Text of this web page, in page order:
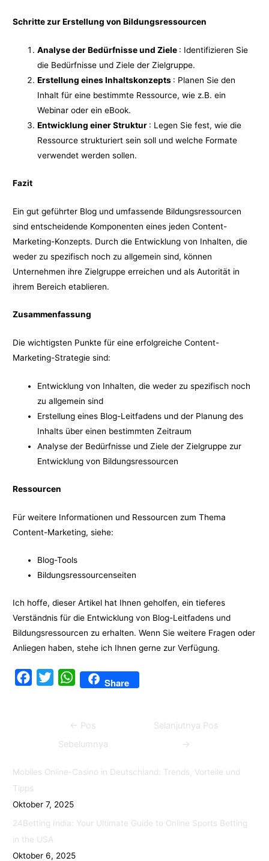
Schritte zur Erstellung von Bildungsressourcen
Analyse der Bedürfnisse und Ziele : Identifizieren Sie
die Bedürfnisse und Ziele der Zielgruppe.
Erstellung eines Inhaltskonzepts : Planen Sie den
Inhalt für eine bestimmte Ressource, wie z.B. ein
Webinar oder ein eBook.
Entwicklung einer Struktur : Legen Sie fest, wie die
Ressource strukturiert sein soll und welche Formate
verwendet werden sollen.
Fazit
Ein gut geführter Blog und umfassende Bildungsressourcen
sind entscheidende Komponenten eines jeden Content-
Marketing-Konzepts. Durch die Entwicklung von Inhalten, die
weder zu spezifisch noch zu allgemein sind, können
Unternehmen ihre Zielgruppe erreichen und als Autorität in
ihrem Bereich etablieren.
Zusammenfassung
Die wichtigsten Punkte für eine erfolgreiche Content-
Marketing-Strategie sind:
Entwicklung von Inhalten, die weder zu spezifisch noch
zu allgemein sind
Erstellung eines Blog-Leitfadens und der Planung des
Inhalts über einen bestimmten Zeitraum
Analyse der Bedürfnisse und Ziele der Zielgruppe zur
Entwicklung von Bildungsressourcen
Ressourcen
Für weitere Informationen und Ressourcen zum Thema
Content-Marketing, siehe:
Blog-Tools
Bildungsressourcenseiten
Ich hoffe, dieser Artikel hat Ihnen geholfen, ein tieferes
Verständnis für die Entwicklung von Blog-Leitfadens und
Bildungsressourcen zu erhalten. Wenn Sie weitere Fragen oder
Anliegen haben, stehe ich Ihnen gerne zur Verfügung.
o
k
r
W
t
s
p
Share
Navigasi
← Pos
Sebelumnya
Selanjutnya Pos
→
Mobiles Online-Casino in Deutschland: Trends, Vorteile und
Tipps
Oktober 7, 2025
24Betting India: Your Ultimate Guide to Online Sports Betting
in the USA
Oktober 6, 2025